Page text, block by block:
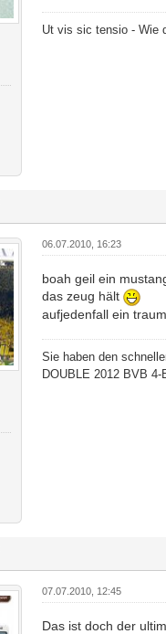
Ut vis sic tensio - Wie
06.07.2010, 16:23
boah geil ein
das zeug hält
aufjedenfall ein
Sie haben den
DOUBLE 2012 BVB
07.07.2010, 12:45
Das ist doch der